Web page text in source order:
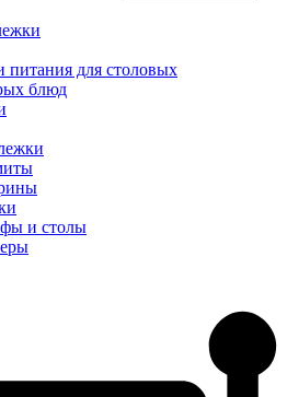
питания для столовых
блюд
и столы